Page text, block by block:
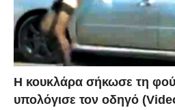
Η κουκλάρα σήκωσε τη
υπολόγισε τον οδηγό